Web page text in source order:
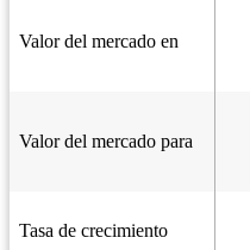
Valor del mercado en
Valor del mercado para
Tasa de crecimiento